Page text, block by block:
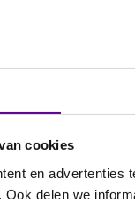
cookies
en advertenties
delen we